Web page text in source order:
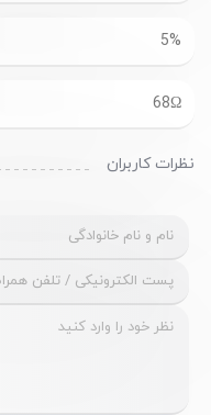
5%
68Ω
نظرات کاربران